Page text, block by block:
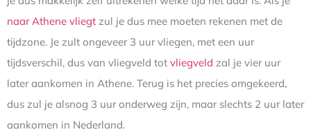
naar Athene vliegt zul je dus mee moeten rekenen met de
tijdzone. Je zult ongeveer 3 uur vliegen, met een uur
tijdsverschil, dus van vliegveld tot vliegveld zal je vier uur
later aankomen in Athene. Terug is het precies omgekeerd,
dus zul je alsnog 3 uur onderweg zijn, maar slechts 2 uur later
aankomen in Nederland.